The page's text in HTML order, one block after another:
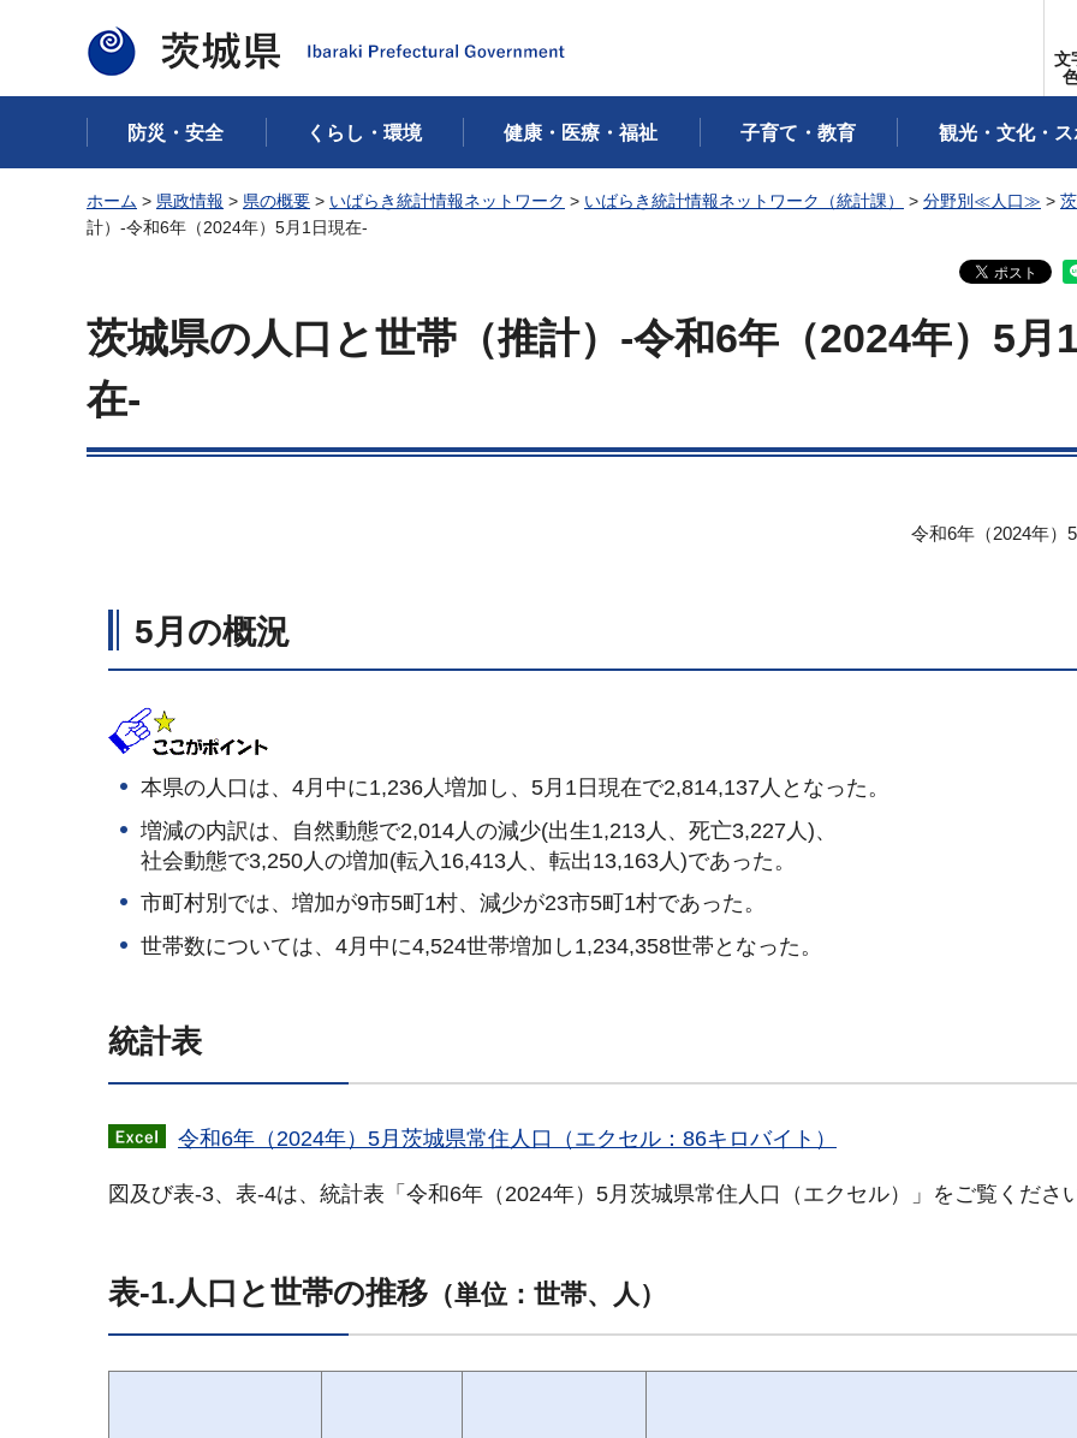
茨城県
文
防災・安全 くらし・環境 健康・医療・福祉 子育て・教育 観光・文化・ス
ホーム > 県政情報 > 県の概要 > いばらき統計情報ネットワーク > いばらき統計情報ネットワーク（統計課） > 分野別≪人口≫ >
計）-令和6年（2024年）5月1日現在-
茨城県の人口と世帯（推計）-令和6年（2024年）5月
在-
令和6年（2024年）
5月の概況
本県の人口は、4月中に1,236人増加し、5月1日現在で2,814,137人となった。
増減の内訳は、自然動態で2,014人の減少(出生1,213人、死亡3,227人)、
社会動態で3,250人の増加(転入16,413人、転出13,163人)であった。
市町村別では、増加が9市5町1村、減少が23市5町1村であった。
世帯数については、4月中に4,524世帯増加し1,234,358世帯となった。
統計表
令和6年（2024年）5月茨城県常住人口（エクセル：86キロバイト）
図及び表-3、表-4は、統計表「令和6年（2024年）5月茨城県常住人口（エクセル）」をご覧ください
表-1.人口と世帯の推移 （単位：世帯、人）